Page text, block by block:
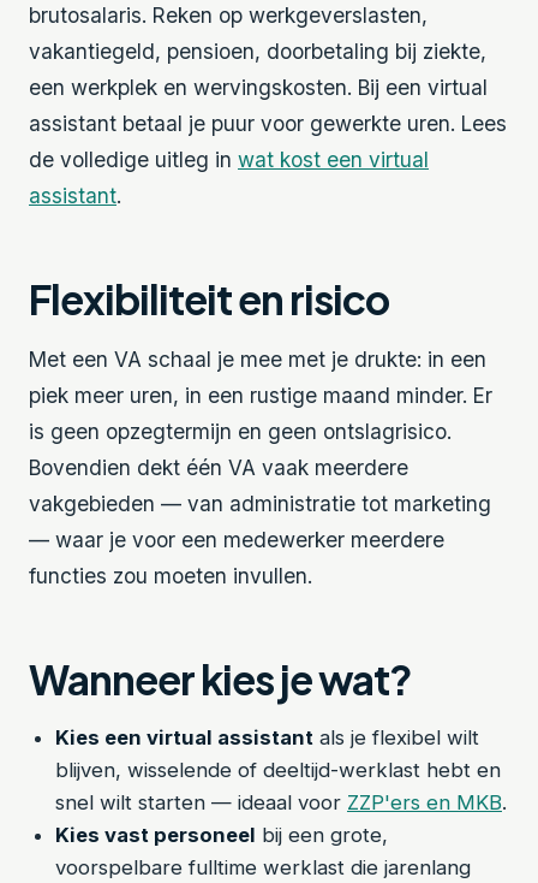
brutosalaris. Reken op werkgeverslasten,
vakantiegeld, pensioen, doorbetaling bij ziekte,
een werkplek en wervingskosten. Bij een virtual
assistant betaal je puur voor gewerkte uren. Lees
de volledige uitleg in wat kost een virtual
assistant.
Flexibiliteit en risico
Met een VA schaal je mee met je drukte: in een
piek meer uren, in een rustige maand minder. Er
is geen opzegtermijn en geen ontslagrisico.
Bovendien dekt één VA vaak meerdere
vakgebieden — van administratie tot marketing
— waar je voor een medewerker meerdere
functies zou moeten invullen.
Wanneer kies je wat?
Kies een virtual assistant als je flexibel wilt
blijven, wisselende of deeltijd-werklast hebt en
snel wilt starten — ideaal voor ZZP'ers en MKB.
Kies vast personeel bij een grote,
voorspelbare fulltime werklast die jarenlang